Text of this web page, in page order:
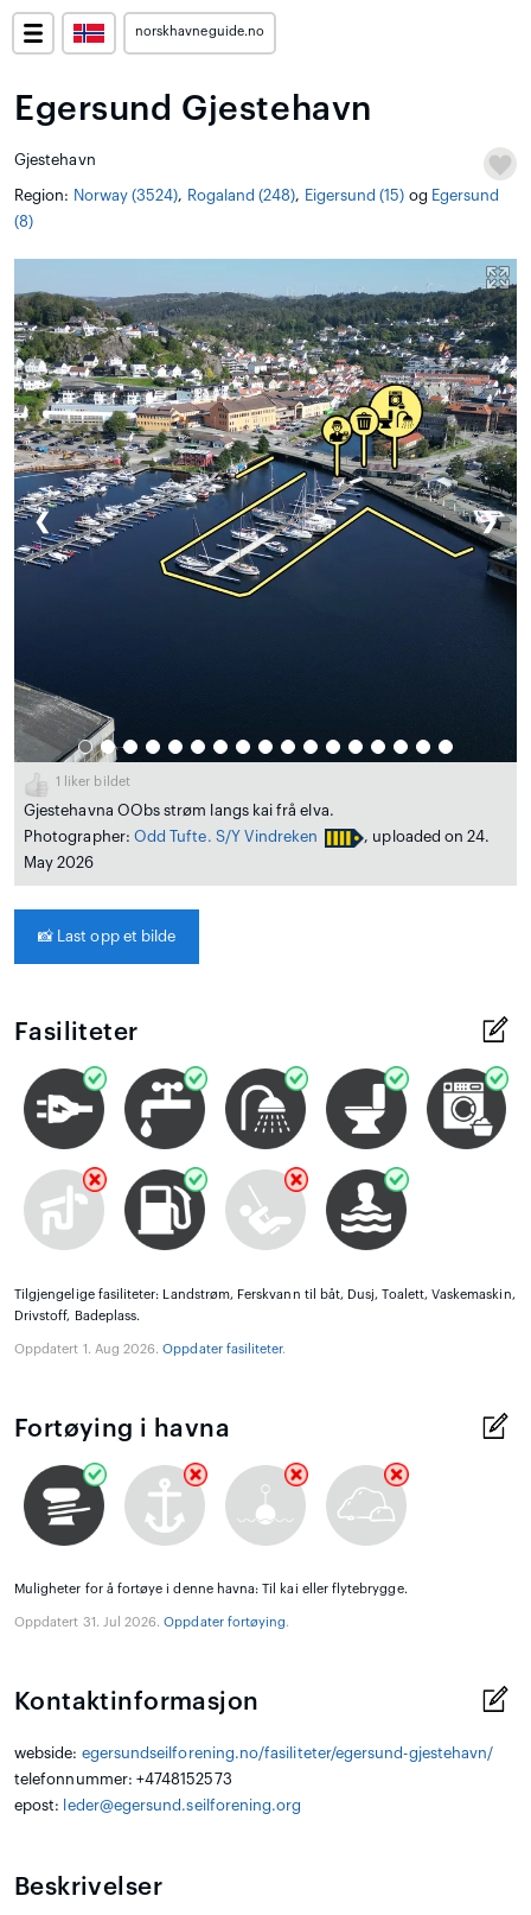
norskhavneguide.no
Egersund Gjestehavn
Gjestehavn
Region: Norway (3524), Rogaland (248), Eigersund (15) og Egersund
(8)
❮ ❯
1 liker bildet
Gjestehavna OObs strøm langs kai frå elva.
Photographer: Odd Tufte. S/Y Vindreken
, uploaded on 24.
May 2026
📸 Last opp et bilde
Fasiliteter
Tilgjengelige fasiliteter: Landstrøm, Ferskvann til båt, Dusj, Toalett, Vaskemaskin,
Drivstoff, Badeplass.
Oppdatert 1. Aug 2026.Oppdater fasiliteter.
Fortøying i havna
Muligheter for å fortøye i denne havna: Til kai eller flytebrygge.
Oppdatert 31. Jul 2026.Oppdater fortøying.
Kontaktinformasjon
webside: egersundseilforening.no/fasiliteter/egersund-gjestehavn/
telefonnummer: +4748152573
epost:
leder@egersund.seilforening.org
Beskrivelser